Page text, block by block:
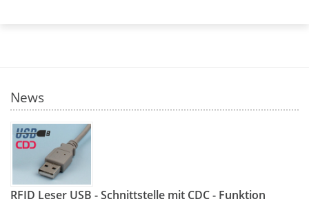
News
RFID Leser USB - Schnittstelle mit CDC - Funktion